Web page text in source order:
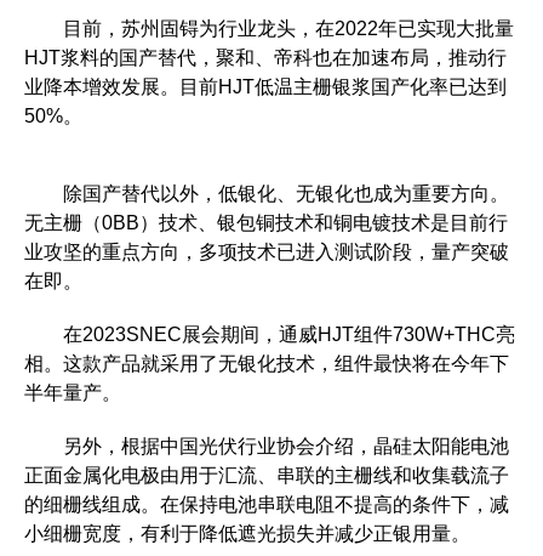
目前，苏州固锝为行业龙头，在2022年已实现大批量
HJT浆料的国产替代，聚和、帝科也在加速布局，推动行
业降本增效发展。目前HJT低温主栅银浆国产化率已达到
50%。
除国产替代以外，低银化、无银化也成为重要方向。
无主栅（0BB）技术、银包铜技术和铜电镀技术是目前行
业攻坚的重点方向，多项技术已进入测试阶段，量产突破
在即。
在2023SNEC展会期间，通威HJT组件730W+THC亮
相。这款产品就采用了无银化技术，组件最快将在今年下
半年量产。
另外，根据中国光伏行业协会介绍，晶硅太阳能电池
正面金属化电极由用于汇流、串联的主栅线和收集载流子
的细栅线组成。在保持电池串联电阻不提高的条件下，减
小细栅宽度，有利于降低遮光损失并减少正银用量。